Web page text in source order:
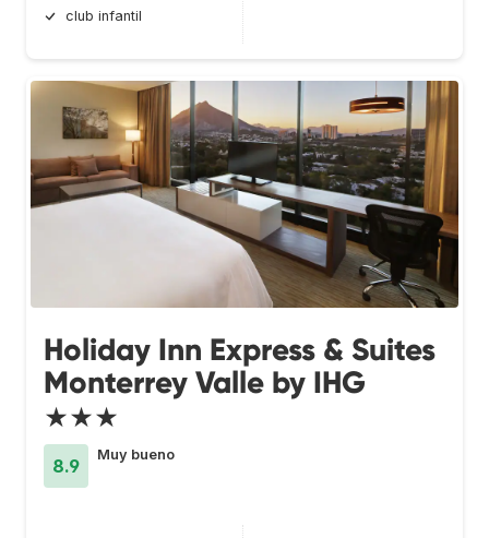
club infantil
Holiday Inn Express & Suites
Monterrey Valle by IHG
★★★
8.9
Muy bueno